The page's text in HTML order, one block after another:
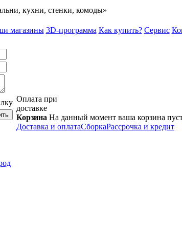
кухни, стенки, комоды»
магазины 3D-программа Как купить? Сервис
Оплата при
доставке
Корзина На данный момент ваша корзина
Доставка и оплатаСборкаРассрочка и кредит